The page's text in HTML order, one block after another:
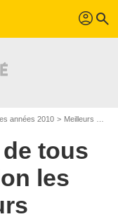
profil search
années 2010 Meilleurs films de 2019
tous
les